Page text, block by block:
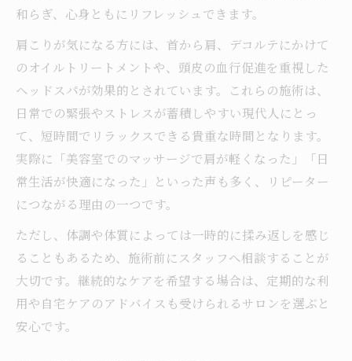
和らぎ、心身ともにリフレッシュできます。
肩こりが気になる方には、首から肩、デコルテにかけて
のオイルトリートメントや、頭皮の血行促進を重視した
ヘッドスパが効果的とされています。これらの施術は、
日常での緊張やストレスが蓄積しやすい現代人にとっ
て、短時間でリラックスできる貴重な時間となります。
実際に「美容室でのマッサージで肩が軽くなった」「日
常生活が快適になった」といった声も多く、リピーター
につながる理由の一つです。
ただし、体調や体質によっては一時的に揉み返しを感じ
ることもあるため、施術前にスタッフへ相談することが
大切です。継続的なケアを希望する場合は、定期的な利
用や自宅ケアのアドバイスも受けられるサロンを選ぶと
安心です。